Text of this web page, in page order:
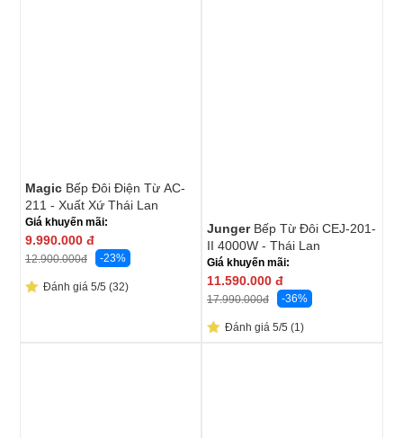
Magic Bếp Đôi Điện Từ AC-
211 - Xuất Xứ Thái Lan
Giá khuyến mãi:
9.990.000 đ
12.900.000đ -23%
Đánh giá 5/5 (32)
Junger Bếp Từ Đôi CEJ-201-
II 4000W - Thái Lan
Giá khuyến mãi:
11.590.000 đ
17.990.000đ -36%
Đánh giá 5/5 (1)